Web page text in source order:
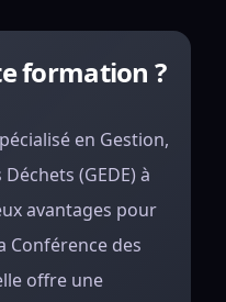
formation ?
en Gestion,
(GEDE) à
avantages pour
Conférence des
offre une